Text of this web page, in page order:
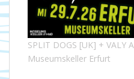
SPLIT DOGS [UK] + VALY
Museumskeller Erfurt